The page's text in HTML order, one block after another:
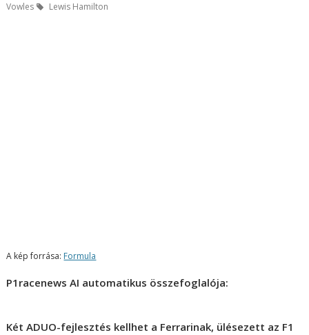
Vowles
Lewis Hamilton
A kép forrása: Formula
P1racenews AI automatikus összefoglalója:
Két ADUO-fejlesztés kellhet a Ferrarinak, ülésezett az F1